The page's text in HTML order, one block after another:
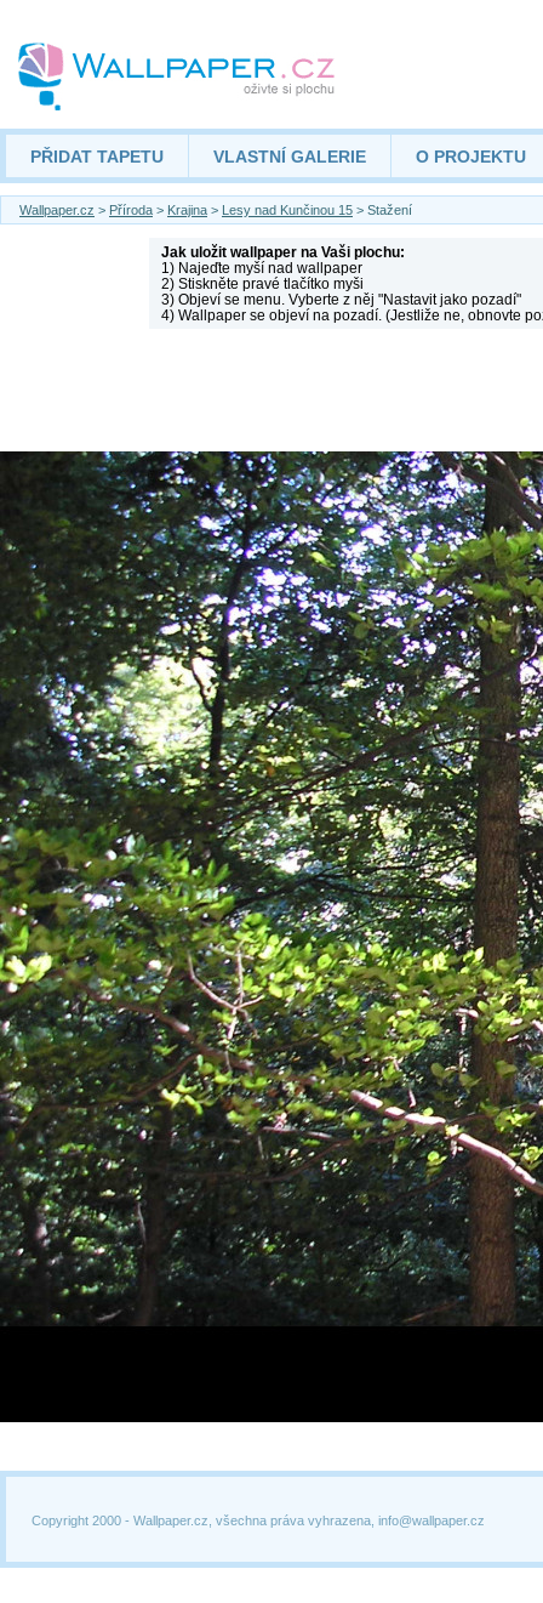
PŘIDAT TAPETU VLASTNÍ GALERIE O PROJEKTU
Wallpaper.cz > Příroda > Krajina > Lesy nad Kunčinou 15 > Stažení
Jak uložit wallpaper na Vaši plochu:
1) Najeďte myší nad wallpaper
2) Stiskněte pravé tlačítko myši
3) Objeví se menu. Vyberte z něj "Nastavit jako pozadí"
4) Wallpaper se objeví na pozadí. (Jestliže ne, obnovte
Copyright 2000 - Wallpaper.cz, všechna práva vyhrazena, info@wallpaper.cz